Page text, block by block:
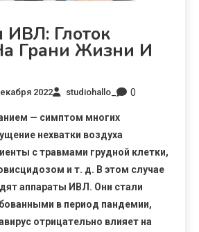
Глоток
Грани Жизни И
2022 studiohallo_ 0
— симптом многих
нехватки воздуха
с травмами грудной клетки,
и т. д. В этом случае
аппараты ИВЛ. Они стали
в период пандемии,
отрицательно влияет на